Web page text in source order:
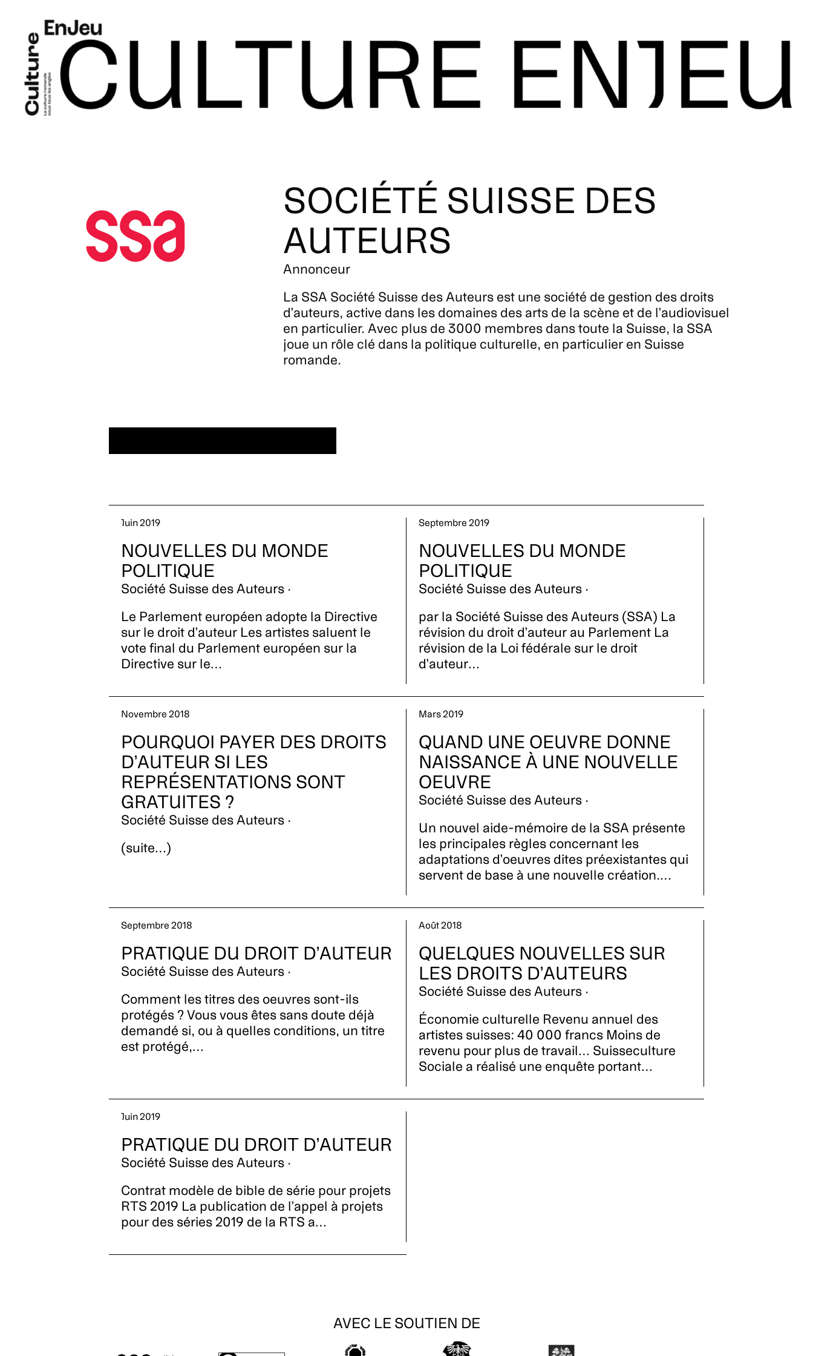
SOCIÉTÉ SUISSE DES
AUTEURS
Annonceur
La SSA Société Suisse des Auteurs est une société de gestion des droits
d’auteurs, active dans les domaines des arts de la scène et de l’audiovisuel
en particulier. Avec plus de 3000 membres dans toute la Suisse, la SSA
joue un rôle clé dans la politique culturelle, en particulier en Suisse
romande.
Juin 2019
NOUVELLES DU MONDE
POLITIQUE
Société Suisse des Auteurs ·
Le Parlement européen adopte la Directive
sur le droit d’auteur Les artistes saluent le
vote final du Parlement européen sur la
Directive sur le…
Septembre 2019
NOUVELLES DU MONDE
POLITIQUE
Société Suisse des Auteurs ·
par la Société Suisse des Auteurs (SSA) La
révision du droit d’auteur au Parlement La
révision de la Loi fédérale sur le droit
d’auteur…
Novembre 2018
POURQUOI PAYER DES DROITS
D’AUTEUR SI LES
REPRÉSENTATIONS SONT
GRATUITES ?
Société Suisse des Auteurs ·
(suite…)
Mars 2019
QUAND UNE OEUVRE DONNE
NAISSANCE À UNE NOUVELLE
OEUVRE
Société Suisse des Auteurs ·
Un nouvel aide-mémoire de la SSA présente
les principales règles concernant les
adaptations d’oeuvres dites préexistantes qui
servent de base à une nouvelle création.…
Septembre 2018
PRATIQUE DU DROIT D’AUTEUR
Société Suisse des Auteurs ·
Comment les titres des oeuvres sont-ils
protégés ? Vous vous êtes sans doute déjà
demandé si, ou à quelles conditions, un titre
est protégé,…
Août 2018
QUELQUES NOUVELLES SUR
LES DROITS D’AUTEURS
Société Suisse des Auteurs ·
Économie culturelle Revenu annuel des
artistes suisses: 40 000 francs Moins de
revenu pour plus de travail… Suisseculture
Sociale a réalisé une enquête portant…
Juin 2019
PRATIQUE DU DROIT D’AUTEUR
Société Suisse des Auteurs ·
Contrat modèle de bible de série pour projets
RTS 2019 La publication de l’appel à projets
pour des séries 2019 de la RTS a…
AVEC LE SOUTIEN DE